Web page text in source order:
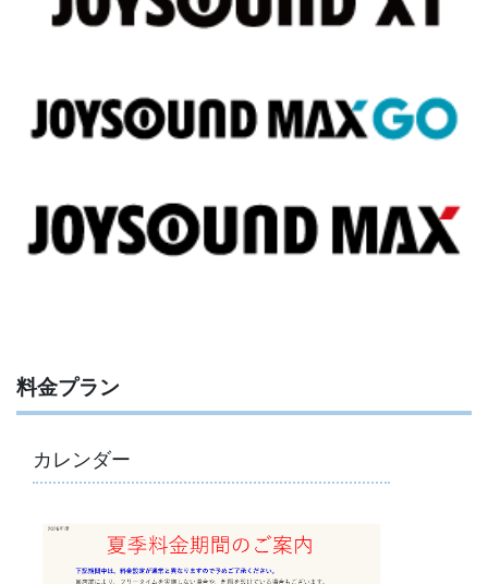
料金プラン
カレンダー